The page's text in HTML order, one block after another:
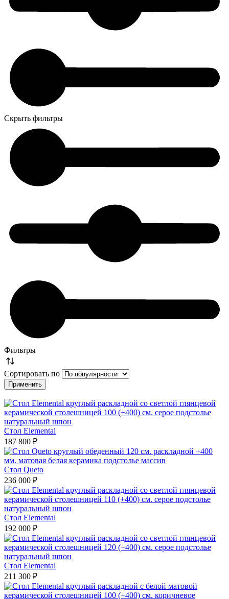
Скрыть фильтры
Фильтры
Сортировать по
Стол Elemental
187 800 ₽
Стол Queto
236 000 ₽
Стол Elemental
192 000 ₽
Стол Elemental
211 300 ₽